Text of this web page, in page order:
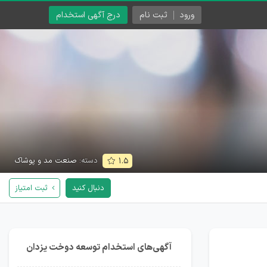
درج آگهی استخدام ورود ثبت نام
۱.۵ دسته: صنعت مد و پوشاک
دنبال کنید ثبت امتیاز
آگهی‌های استخدام توسعه دوخت یزدان